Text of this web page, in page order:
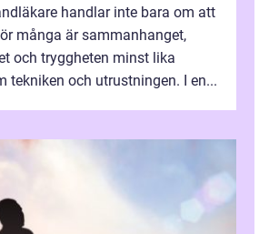
handlar inte bara om att
många är sammanhanget,
och tryggheten minst lika
tekniken och utrustningen. I en...